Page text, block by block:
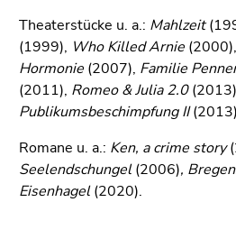
Zusatzinformationen
(Zugriffstaste
5)
Zu
den
Seiteneinstellungen
(Benutzer/Sprache)
(Zugriffstaste
8)
Theaterstücke u. a.: Mahlzeit
(1999), Who Killed Arnie (2000),
Hormonie (2007), Familie
(2011), Romeo & Julia 2.0
Publikumsbeschimpfung II
Romane u. a.: Ken, a crime story
Seelendschungel(2006),
Eisenhagel(2020).